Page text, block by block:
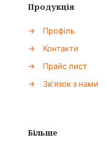
Продукція
→
Профіль
→
Контакти
→
Прайс лист
→
Зв'язок з нами
Більше